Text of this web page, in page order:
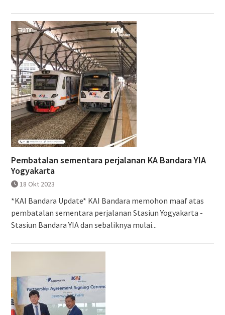
Pembatalan sementara perjalanan KA Bandara YIA
Yogyakarta
18 Okt 2023
*KAI Bandara Update* KAI Bandara memohon maaf atas
pembatalan sementara perjalanan Stasiun Yogyakarta -
Stasiun Bandara YIA dan sebaliknya mulai...